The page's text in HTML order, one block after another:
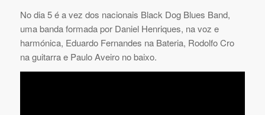
No dia 5 é a vez dos nacionais Black Dog Blues Band,
uma banda formada por Daniel Henriques, na voz e
harmónica, Eduardo Fernandes na Bateria, Rodolfo Cro
na guitarra e Paulo Aveiro no baixo.